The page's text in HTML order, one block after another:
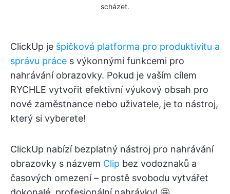
scházet.
ClickUp je špičková platforma pro produktivitu a
správu práce s výkonnými funkcemi pro
nahrávání obrazovky. Pokud je vaším cílem
RYCHLE vytvořit efektivní výukový obsah pro
nové zaměstnance nebo uživatele, je to nástroj,
který si vyberete!
ClickUp nabízí bezplatný nástroj pro nahrávání
obrazovky s názvem Clip bez vodoznaků a
časových omezení – prostě svobodu vytvářet